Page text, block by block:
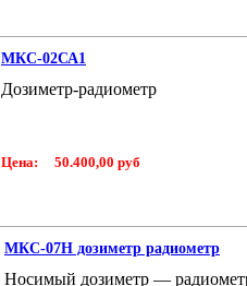
МКС-02СА1
Дозиметр-радиометр
Цена: 50.400,00 руб
МКС-07Н дозиметр радиометр
Носимый дозиметр —